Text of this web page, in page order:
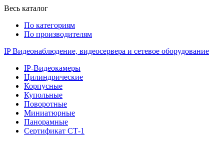
Весь каталог
По категориям
По производителям
IP Видеонаблюдение, видеосервера и сетевое оборудование
IP-Видеокамеры
Цилиндрические
Корпусные
Купольные
Поворотные
Миниатюрные
Панорамные
Сертификат СТ-1